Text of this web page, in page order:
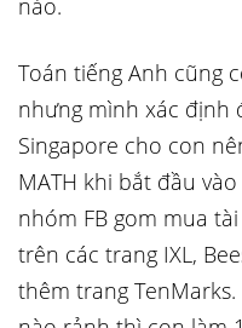
nào.
Toán tiếng Anh cũng
nhưng mình xác định
Singapore cho con
MATH khi bắt đầu
nhóm FB gom mua
trên các trang IXL,
thêm trang